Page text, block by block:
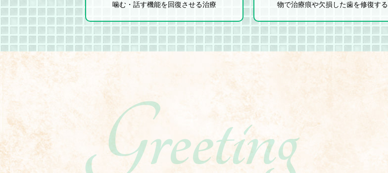
噛む・話す機能を回復させる治療
物で治療痕や欠損した歯を修復する